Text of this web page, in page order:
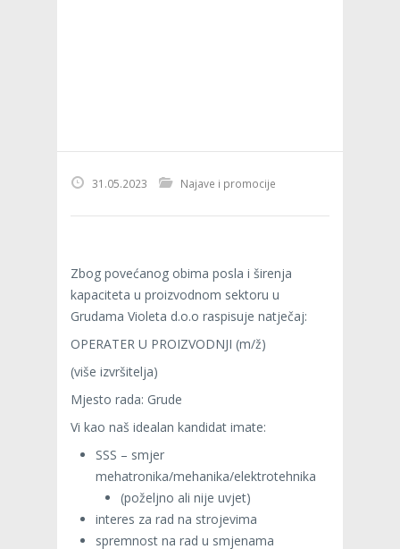
31.05.2023 Najave i promocije
Zbog povećanog obima posla i širenja
kapaciteta u proizvodnom sektoru u
Grudama Violeta d.o.o raspisuje natječaj:
OPERATER U PROIZVODNJI (m/ž)
(više izvršitelja)
Mjesto rada: Grude
Vi kao naš idealan kandidat imate:
SSS – smjer
mehatronika/mehanika/elektrotehnika
(poželjno ali nije uvjet)
interes za rad na strojevima
spremnost na rad u smjenama